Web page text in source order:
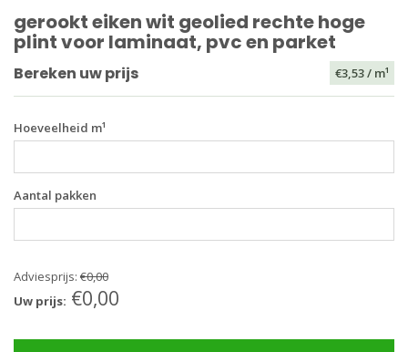
gerookt eiken wit geolied rechte hoge
plint voor laminaat, pvc en parket
Bereken uw prijs €3,53/ m¹
Hoeveelheid m¹
Aantal pakken
Adviesprijs: €0,00
Uw prijs: €0,00